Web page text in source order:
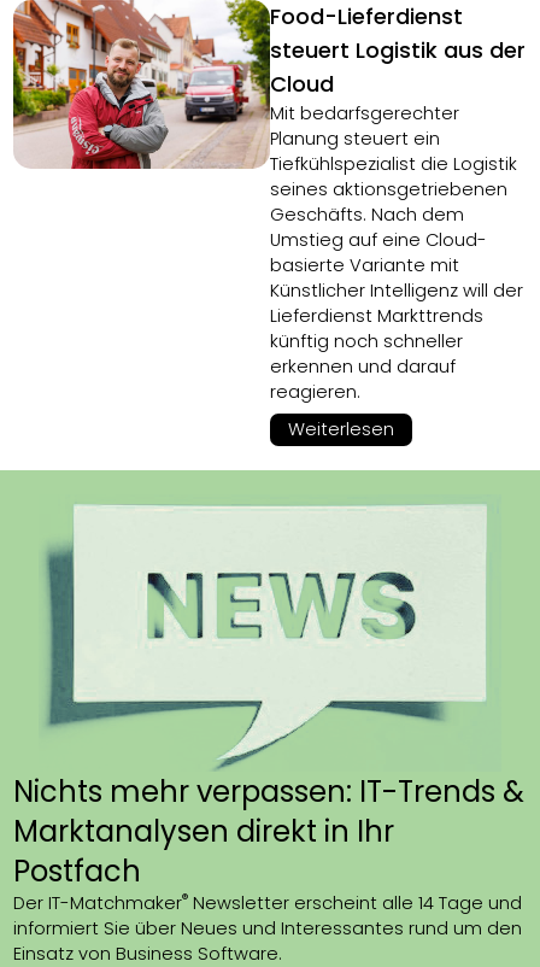
Food-Lieferdienst
steuert Logistik aus der
Cloud
Mit bedarfsgerechter
Planung steuert ein
Tiefkühlspezialist die Logistik
seines aktionsgetriebenen
Geschäfts. Nach dem
Umstieg auf eine Cloud-
basierte Variante mit
Künstlicher Intelligenz will der
Lieferdienst Markttrends
künftig noch schneller
erkennen und darauf
reagieren.
Weiterlesen
Nichts mehr verpassen: IT-Trends &
Marktanalysen direkt in Ihr
Postfach
Der IT-Matchmaker® Newsletter erscheint alle 14 Tage und
informiert Sie über Neues und Interessantes rund um den
Einsatz von Business Software.